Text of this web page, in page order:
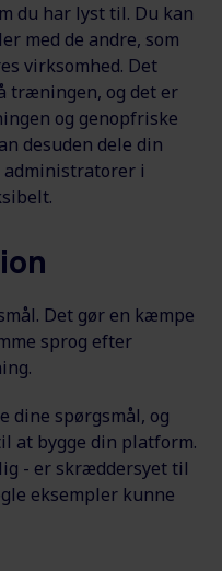
du har lyst til. Du kan
med de andre, som
virksomhed. Det
træningen, og det er
og genopfriske
desuden dele din
i
Det gør en kæmpe
sprog efter
dine spørgsmål, og
at bygge din platform.
- er skræddersyet til
eksempler kunne